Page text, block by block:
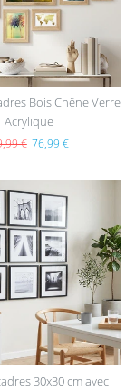
Bois Chêne Verre
Acrylique
€ 76,99 €
30x30 cm avec